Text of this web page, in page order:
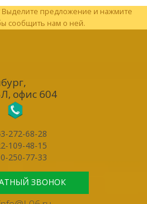
Выделите предложение и нажмите
сообщить нам о ней.
,
офис 604
272-68-28
109-48-15
250-77-33
ЗВОНОК